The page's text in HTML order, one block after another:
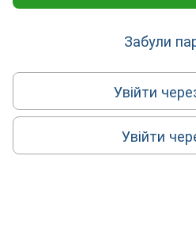
Забули
Увійти
Увійти